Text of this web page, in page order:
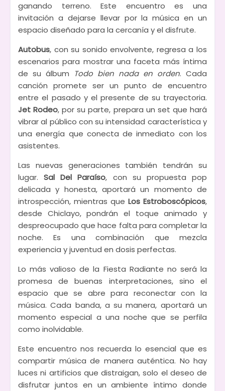
ganando terreno. Este encuentro es una
invitación a dejarse llevar por la música en un
espacio diseñado para la cercanía y el disfrute.
Autobus, con su sonido envolvente, regresa a los
escenarios para mostrar una faceta más íntima
de su álbum
Todo bien nada en orden. Cada
canción promete ser un punto de encuentro
entre el pasado y el presente de su trayectoria.
Jet Rodeo, por su parte, prepara un set que hará
vibrar al público con su intensidad característica y
una energía que conecta de inmediato con los
asistentes.
Las nuevas generaciones también tendrán su
lugar.Sal Del Paraíso, con su propuesta pop
delicada y honesta, aportará un momento de
introspección, mientras que Los Estroboscópicos,
desde Chiclayo, pondrán el toque animado y
despreocupado que hace falta para completar la
noche. Es una combinación que mezcla
experiencia y juventud en dosis perfectas.
Lo más valioso de la Fiesta Radiante no será la
promesa de buenas interpretaciones, sino el
espacio que se abre para reconectar con la
música. Cada banda, a su manera, aportará un
momento especial a una noche que se perfila
como inolvidable.
Este encuentro nos recuerda lo esencial que es
compartir música de manera auténtica. No hay
luces ni artificios que distraigan, solo el deseo de
disfrutar juntos en un ambiente íntimo donde